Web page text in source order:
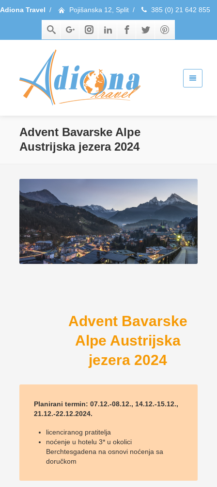
Adiona Travel / Pojišanska 12, Split / 385 (0) 21 642 855
Advent Bavarske Alpe
Austrijska jezera 2024
Advent Bavarske
Alpe Austrijska
jezera 2024
Planirani termin: 07.12.-08.12., 14.12.-15.12.,
21.12.-22.12.2024.
licenciranog pratitelja
noćenje u hotelu 3* u okolici
Berchtesgadena na osnovi noćenja sa
doručkom